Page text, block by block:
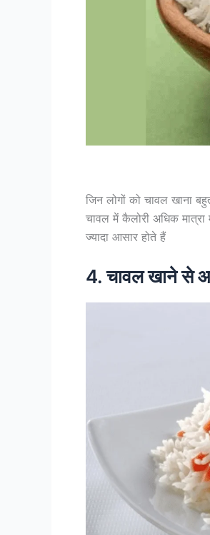
जिन लोगों को चावल खाना
चावल में कैलोरी अधिक
ज्यादा आसार होते हैं
4. चावल खाने से